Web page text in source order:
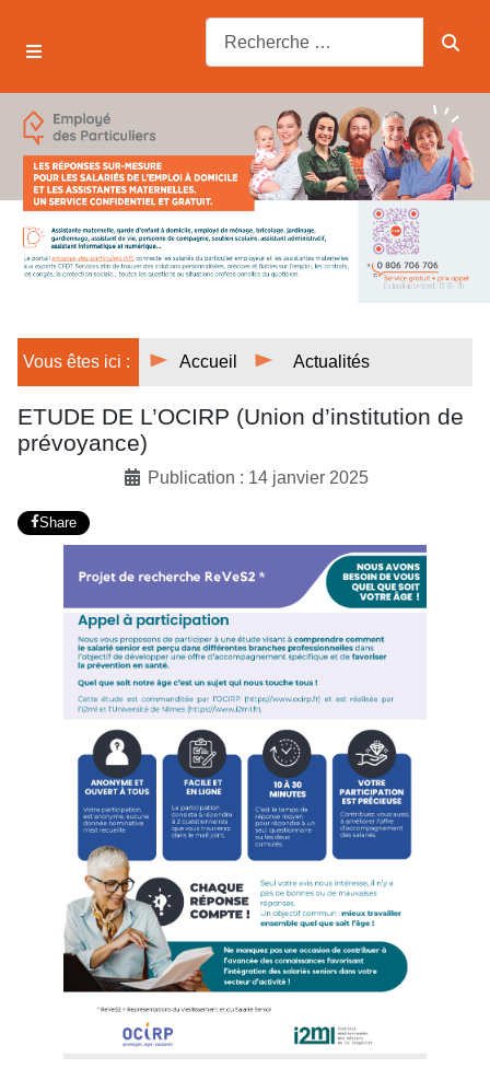
Vous êtes ici : Accueil Actualités
ETUDE DE L’OCIRP (Union d’institution de
prévoyance)
Publication : 14 janvier 2025
Share